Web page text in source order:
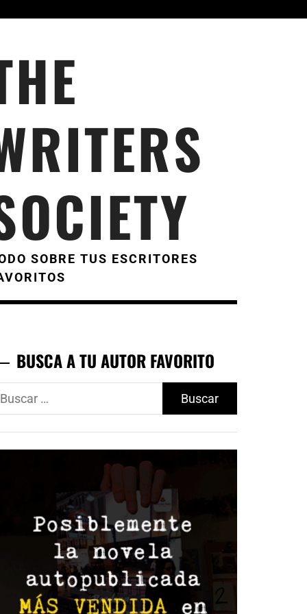
SOBRE TUS ESCRITORES
BUSCA A TU AUTOR FAVORITO